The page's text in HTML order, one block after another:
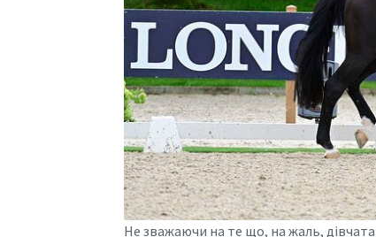
Не зважаючи на те що, на жаль,